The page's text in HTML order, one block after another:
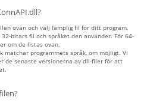
ovan och välj lämplig fil för ditt program.
bitars fil och språket den använder. För 64-
om de listas ovan.
matchar programmets språk, om möjligt. Vi
de senaste versionerna av dll-filer för att